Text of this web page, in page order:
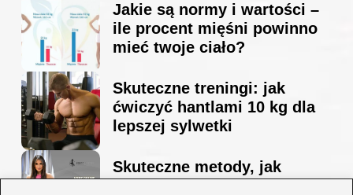
Jakie są normy i wartości –
ile procent mięśni powinno
mieć twoje ciało?
Skuteczne treningi: jak
ćwiczyć hantlami 10 kg dla
lepszej sylwetki
Skuteczne metody, jak